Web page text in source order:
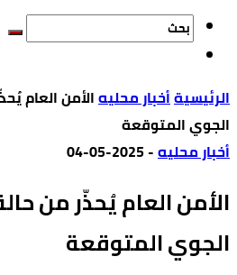
‫الرئيسية‬أخبار محليهالأمن العام
الجوي المتوقعة
أخبار محليه-
2025-05-04
الأمن العام يُحذّر من
الجوي المتوقعة